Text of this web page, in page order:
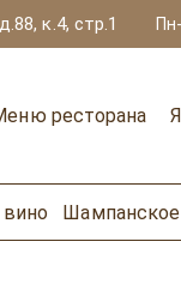
к.4, стр.1
ресторана
Шампанское